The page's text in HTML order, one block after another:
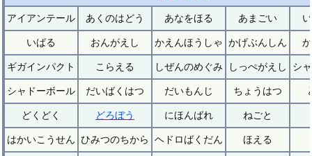
アイアンテール あくのはどう あなをほる あまごい
いばる おんがえし かえんほうしゃ かげぶんしん
ギガインパクト こらえる しぜんのめぐみ しっぺがえし シ
シャドーボール だいばくはつ だいもんじ ちょうはつ
どくどく どろぼう にほんばれ ねごと
はかいこうせん ひみつのちから ヘドロばくだん ほえる